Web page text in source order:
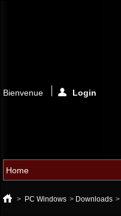
Bienvenue Login
> PC Windows > Downloads >